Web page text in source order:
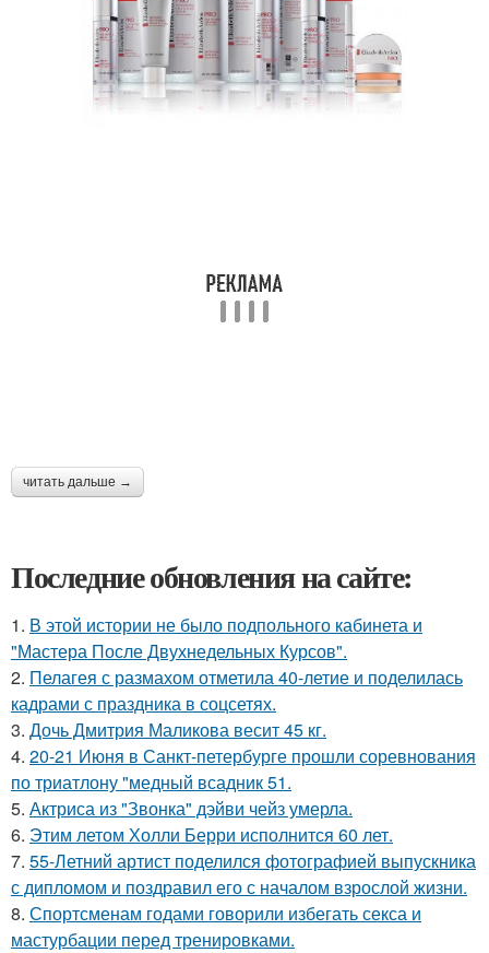
читать дальше →
Последние обновления на сайте:
1. В этой истории не было подпольного кабинета и
"Мастера После Двухнедельных Курсов".
2. Пелагея с размахом отметила 40-летие и поделилась
кадрами с праздника в соцсетях.
3. Дочь Дмитрия Маликова весит 45 кг.
4. 20-21 Июня в Санкт-петербурге прошли соревнования
по триатлону "медный всадник 51.
5. Актриса из "Звонка" дэйви чейз умерла.
6. Этим летом Холли Берри исполнится 60 лет.
7. 55-Летний артист поделился фотографией выпускника
с дипломом и поздравил его с началом взрослой жизни.
8. Спортсменам годами говорили избегать секса и
мастурбации перед тренировками.